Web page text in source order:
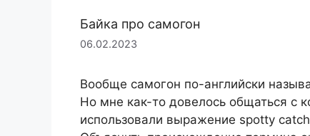
Байка про самогон
06.02.2023
Вообще самогон по-английски
Но мне как-то довелось общаться с
использовали выражение spotty